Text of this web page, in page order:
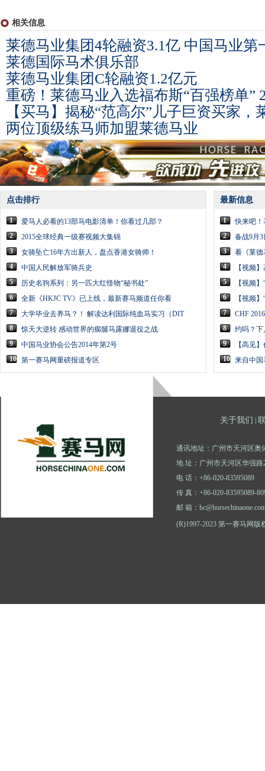
相关信息
莱德马业集团4轮融资3.1亿 中国马业第
莱德国际马术俱乐部
莱德马业集团C轮融资1.2亿元
重磅！莱德马业入选福布斯“百强榜单”
【买马】揭秘“范高尔”儿子巨资买家，
两位顶级练马师加盟莱德马业
点击排行
1
爱马人必看的13部马电影清单！你看过几部？
2
2015全球经典一级赛视频大集锦
3
女骑坠亡16年方出新人，盘点香港女骑师！
4
中国人民解放军骑兵史
5
历史名驹系列：另一匹大红怪物“秘书处”
6
全新《HKJC TV》已上线，最新赛马频道任你看
7
大学毕业去养马？！ 解读达利国际纯血马实习（DIT
8
惊天大逆转 感动世界的瘸腿马露娜退役之战
9
中国马业协会公告2014年第2号
10 第一赛马网重磅报道专区
最新信息
1
快来吧！
2
备战9月3
3
看《莱德
4
【视频
5
【视频
6
【视频
7
CHF
8
约吗？下
9
【高见
10 来自中国
关于我们
通讯地址：广州市天河区奥
地 址：广州市天河区华强路
电 话：+86-020-83595089
传 真：+86-020-83595089-
邮 箱：
(R)1997-2023 第一赛马网版